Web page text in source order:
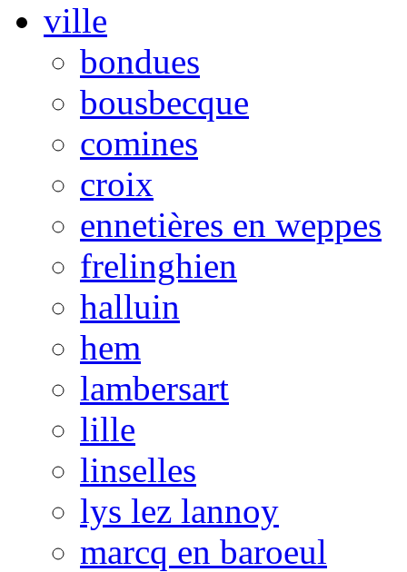
ville
bondues
bousbecque
comines
croix
ennetières en weppes
frelinghien
halluin
hem
lambersart
lille
linselles
lys lez lannoy
marcq en baroeul